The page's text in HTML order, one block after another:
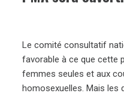
Le comité consultatif
favorable à ce que cette
femmes seules et aux
homosexuelles. Mais les